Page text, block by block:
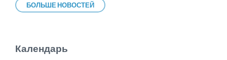
БОЛЬШЕ НОВОСТЕЙ
Календарь